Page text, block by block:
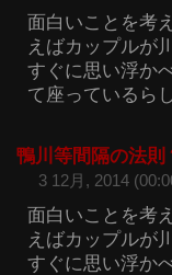
面白いことを考
えばカップルが
すぐに思い浮か
て座っているら
鴨川等間隔の法則
3 12月, 2014
面白いことを考
えばカップルが
すぐに思い浮か